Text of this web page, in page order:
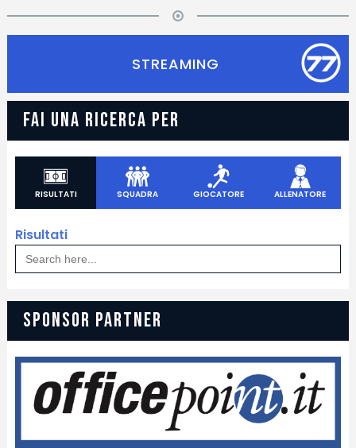
STREAMING
FAI UNA RICERCA PER
RISULTATI SQUADRA GIOCATORE ALLENATORE
Risultati
Search
for:
SPONSOR PARTNER